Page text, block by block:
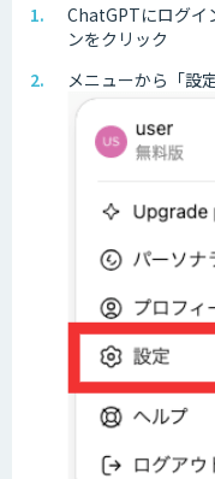
ChatGPTにログイ
ンをクリック
メニューから「設